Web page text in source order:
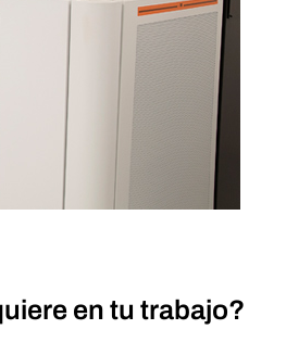
en tu trabajo?